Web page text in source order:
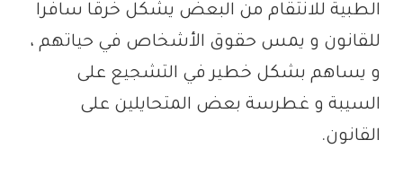
الطبية للانتقام من البعض يشكل خرقا سافرا
للقانون و يمس حقوق الأشخاص في حياتهم ،
و يساهم بشكل خطير في التشجيع على
السيبة و غطرسة بعض المتحايلين على
القانون.